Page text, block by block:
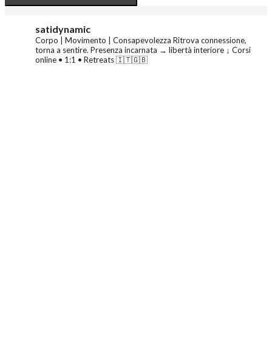
satidynamic
Corpo | Movimento | Consapevolezza Ritrova connessione,
torna a sentire. Presenza incarnata → libertà interiore ↓ Corsi
online • 1:1 • Retreats 🇮🇹🇬🇧